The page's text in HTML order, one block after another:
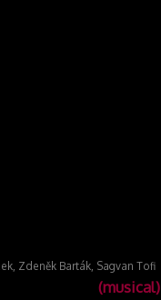
Zdeněk Barták, Sagvan Tofi
(musical)